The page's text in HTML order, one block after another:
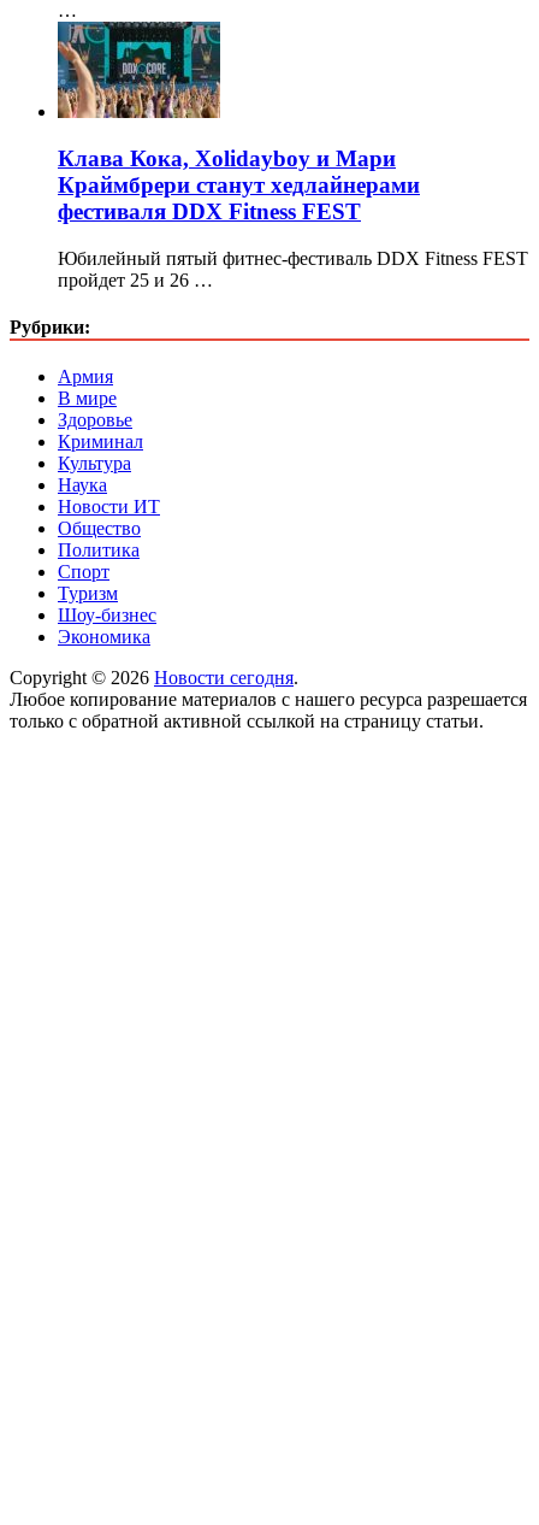
…
Клава Кока, Xolidayboy и Мари
Краймбрери станут хедлайнерами
фестиваля DDX Fitness FEST
Юбилейный пятый фитнес-фестиваль DDX Fitness FEST
пройдет 25 и 26 …
Рубрики:
Армия
В мире
Здоровье
Криминал
Культура
Наука
Новости ИТ
Общество
Политика
Спорт
Туризм
Шоу-бизнес
Экономика
Copyright © 2026 Новости сегодня.
Любое копирование материалов с нашего ресурса разрешается
только с обратной активной ссылкой на страницу статьи.